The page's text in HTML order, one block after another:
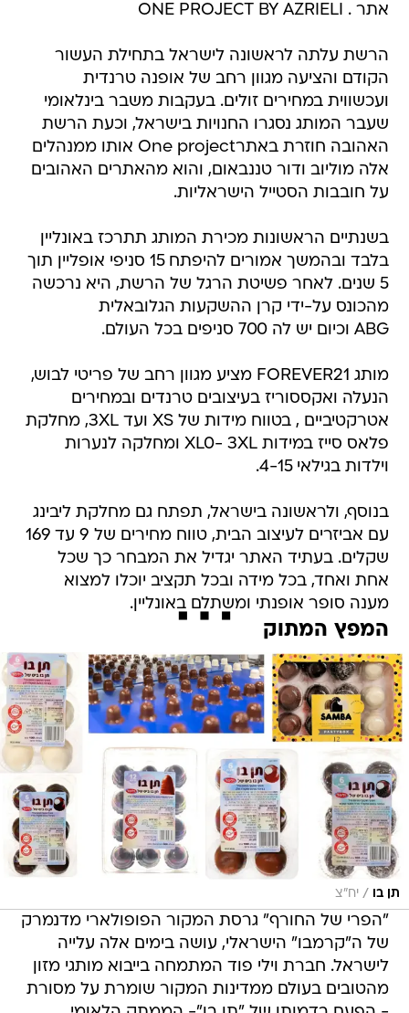
אתר . ONE PROJECT BY AZRIELI
הרשת עלתה לראשונה לישראל בתחילת העשור
הקודם והציעה מגוון רחב של אופנה טרנדית
ועכשווית במחירים זולים. בעקבות משבר בינלאומי
שעבר המותג נסגרו החנויות בישראל, וכעת הרשת
האהובה חוזרת באתרOne project אותו ממנהלים
אלה מוליוב ודור טננבאום, והוא מהאתרים האהובים
על חובבות הסטייל הישראליות.
בשנתיים הראשונות מכירת המותג תתרכז באונליין
בלבד ובהמשך אמורים להיפתח 15 סניפי אופליין תוך
5 שנים. לאחר פשיטת הרגל של הרשת, היא נרכשה
מהכונס על-ידי קרן ההשקעות הגלובאלית
ABG וכיום יש לה 700 סניפים בכל העולם.
מותג FOREVER21 מציע מגוון רחב של פריטי לבוש,
הנעלה ואקססוריז בעיצובים טרנדים ובמחירים
אטרקטיביים , בטווח מידות של XS ועד 3XL, מחלקת
פלאס סייז במידות XL0- 3XL ומחלקה לנערות
וילדות בגילאי 4-15.
בנוסף, ולראשונה בישראל, תפתח גם מחלקת ליבינג
עם אביזרים לעיצוב הבית, טווח מחירים של 9 עד 169
שקלים. בעתיד האתר יגדיל את המבחר כך שכל
אחת ואחד, בכל מידה ובכל תקציב יוכלו למצוא
מענה סופר אופנתי ומשתלם באונליין.
המפץ המתוק
תן בו / יח"צ
"הפרי של החורף" גרסת המקור הפופולארי מדנמרק
של ה"קרמבו" הישראלי, עושה בימים אלה עלייה
לישראל. חברת וילי פוד המתמחה בייבוא מותגי מזון
מהטובים בעולם ממדינות המקור שומרת על מסורת